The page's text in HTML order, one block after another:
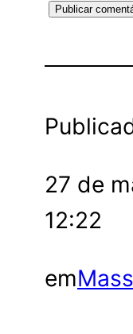
27 de
12:22
em